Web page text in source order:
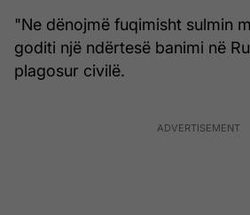
"Ne dënojmë fuqimisht sulmin
goditi një ndërtesë banimi në
plagosur civilë.